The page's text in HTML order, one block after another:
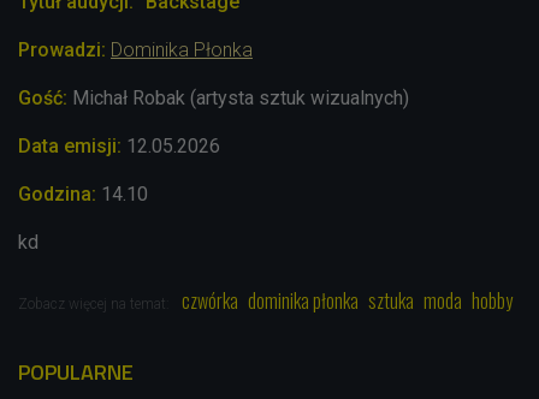
Prowadzi: Dominika Płonka
Gość: Michał Robak (artysta sztuk wizualnych)
Data emisji: 12.05.2026
Godzina: 14.10
kd
Zobacz więcej na temat: czwórka dominika płonka sztuka moda hobby
POPULARNE